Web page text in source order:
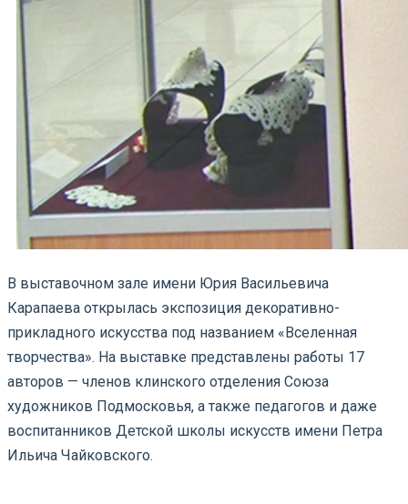
В выставочном зале имени Юрия Васильевича
Карапаева открылась экспозиция декоративно-
прикладного искусства под названием «Вселенная
творчества». На выставке представлены работы 17
авторов — членов клинского отделения Союза
художников Подмосковья, а также педагогов и даже
воспитанников Детской школы искусств имени Петра
Ильича Чайковского.